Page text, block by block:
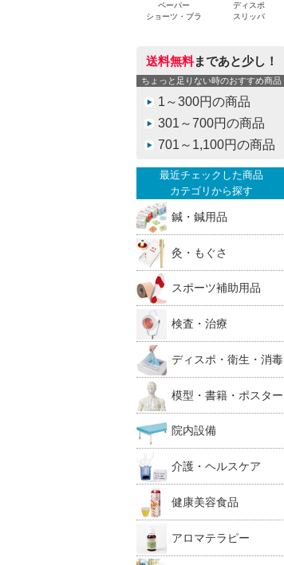
ペーパー
ショーツ・ブラ
ディスポ
スリッパ
送料無料まであと少し！
ちょっと足りない時のおすすめ商品
1～300円の商品
301～700円の商品
701～1,100円の商品
最近チェックした商品
カテゴリから探す
鍼・鍼用品
灸・もぐさ
スポーツ補助用品
検査・治療
ディスポ・衛生・消毒
模型・書籍・ポスター
院内設備
介護・ヘルスケア
健康美容食品
アロマテラピー